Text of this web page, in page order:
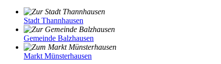
Stadt Thannhausen
Gemeinde Balzhausen
Markt Münsterhausen